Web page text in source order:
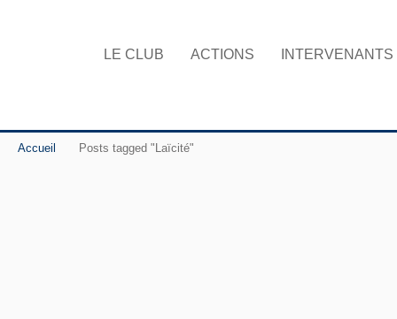
LE CLUB ACTIONS INTERVENANTS
Accueil Posts tagged "Laïcité"